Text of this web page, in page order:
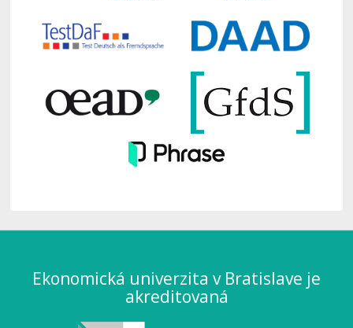
Ekonomická univerzita v Bratislave je
akreditovaná